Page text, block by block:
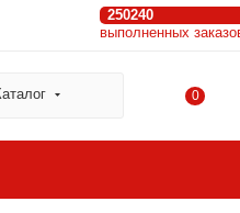
250240
выполненных
0